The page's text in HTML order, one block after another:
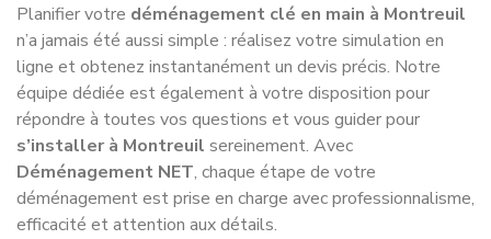
Planifier votre déménagement clé en main à Montreuil
n’a jamais été aussi simple : réalisez votre simulation en
ligne et obtenez instantanément un devis précis. Notre
équipe dédiée est également à votre disposition pour
répondre à toutes vos questions et vous guider pour
s’installer à Montreuil sereinement. Avec
Déménagement NET, chaque étape de votre
déménagement est prise en charge avec professionnalisme,
efficacité et attention aux détails.